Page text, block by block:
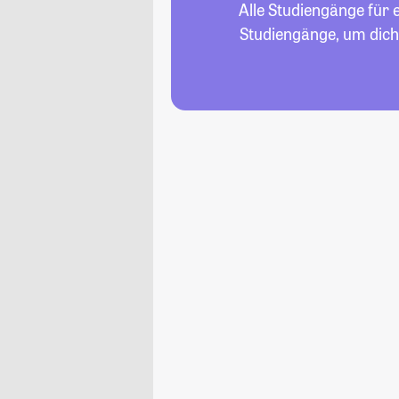
Alle Studiengänge für
Studiengänge, um